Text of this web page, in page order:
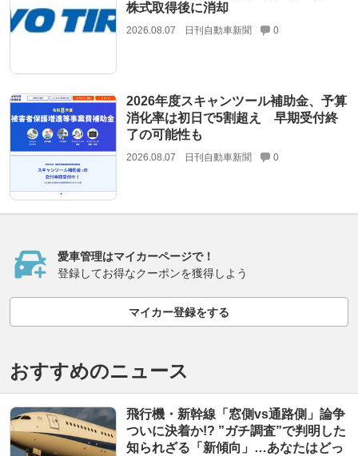
株式取得後に消却
2026.08.07 日刊自動車新聞 0
2026年度スキャンツール補助金、予算
消化率は初日で5割超え 早期受付終
了の可能性も
2026.08.07 日刊自動車新聞 0
愛車管理はマイカーページで！
登録してお得なクーポンを獲得しよう
マイカー登録をする
おすすめのニュース
飛行機・新幹線「窓側vs通路側」論争
ついに決着か!? ”ガチ調査”で判明した
知られざる「新傾向」…あなたはどっ